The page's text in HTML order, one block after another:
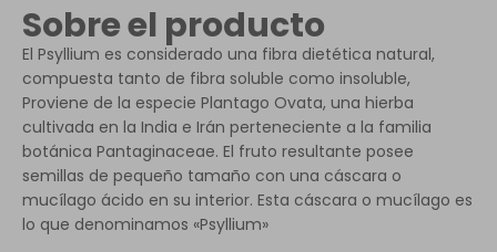
Sobre el producto
El Psyllium es considerado una fibra dietética natural,
compuesta tanto de fibra soluble como insoluble,
Proviene de la especie Plantago Ovata, una hierba
cultivada en la India e Irán perteneciente a la familia
botánica Pantaginaceae. El fruto resultante posee
semillas de pequeño tamaño con una cáscara o
mucílago ácido en su interior. Esta cáscara o mucílago es
lo que denominamos «Psyllium»